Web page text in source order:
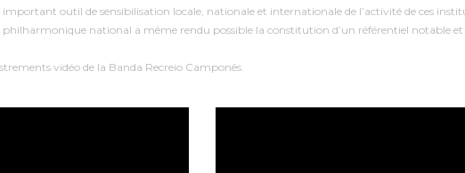
outil de sensibilisation locale, nationale et internationale de l’activité de ces
national a même rendu possible la constitution d’un référentiel notable
vidéo de la Banda Recreio Camponês.